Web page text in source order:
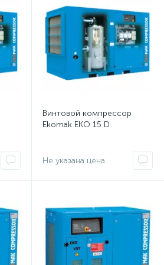
Винтовой компрессор
Ekomak EKO 15 D
Не указана цена